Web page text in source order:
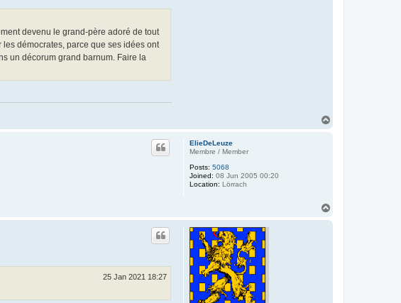
devenu le grand-père adoré de tout
démocrates, parce que ses idées ont
un décorum grand barnum. Faire la
ElieDeLeuze
Membre / Member
Posts: 5068
Joined: 08 Jun 2005 00:20
Location: Lörrach
25 Jan 2021 18:27